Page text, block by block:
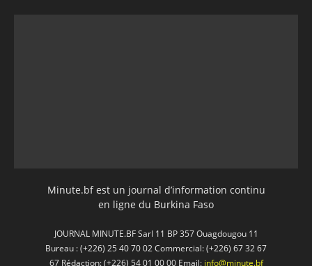
Minute.bf est un journal d’information continu
en ligne du Burkina Faso
JOURNAL MINUTE.BF Sarl 11 BP 357 Ouagdougou 11
Bureau : (+226) 25 40 70 02 Commercial: (+226) 67 32 67
67 Rédaction: (+226) 54 01 00 00 Email: info@minute.bf